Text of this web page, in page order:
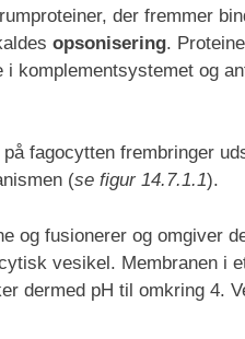
der fremmer
opsonisering.
komplementsystemet og
på fagocytten frembringer
(se figur 14.7.1.1).
og fusionerer og omgiver
vesikel. Membranen i
dermed pH til omkring 4.